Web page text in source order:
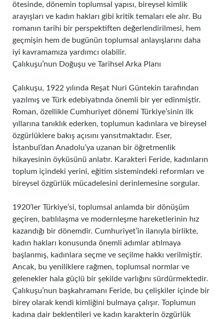
ötesinde, dönemin toplumsal yapısı, bireysel kimlik
arayışları ve kadın hakları gibi kritik temaları ele alır. Bu
romanın tarihi bir perspektiften değerlendirilmesi, hem
geçmişin hem de bugünün toplumsal anlayışlarını daha
iyi kavramamıza yardımcı olabilir.
Çalıkuşu’nun Doğuşu ve Tarihsel Arka Planı
Çalıkuşu, 1922 yılında Reşat Nuri Güntekin tarafından
yazılmış ve Türk edebiyatında önemli bir yer edinmiştir.
Roman, özellikle Cumhuriyet dönemi Türkiye’sinin ilk
yıllarına tanıklık ederken, toplumun kadınlara ve bireysel
özgürlüklere bakış açısını yansıtmaktadır. Eser,
İstanbul’dan Anadolu’ya uzanan bir öğretmenlik
hikayesinin öyküsünü anlatır. Karakteri Feride, kadınların
toplum içindeki yerini, eğitim sistemindeki reformları ve
bireysel özgürlük mücadelesini derinlemesine sorgular.
1920’ler Türkiye’si, toplumsal anlamda bir dönüşüm
geçiren, batılılaşma ve modernleşme hareketlerinin hız
kazandığı bir dönemdir. Cumhuriyet’in ilanıyla birlikte,
kadın hakları konusunda önemli adımlar atılmaya
başlanmış, kadınlara seçme ve seçilme hakkı verilmiştir.
Ancak, bu yeniliklere rağmen, toplumsal normlar ve
gelenekler hala güçlü bir şekilde varlığını sürdürmektedir.
Çalıkuşu’nun başkahramanı Feride, bu çelişkiler içinde bir
birey olarak kendi kimliğini bulmaya çalışır. Toplumun
kadına dair beklentileri ve kadın karakterin özgürlük